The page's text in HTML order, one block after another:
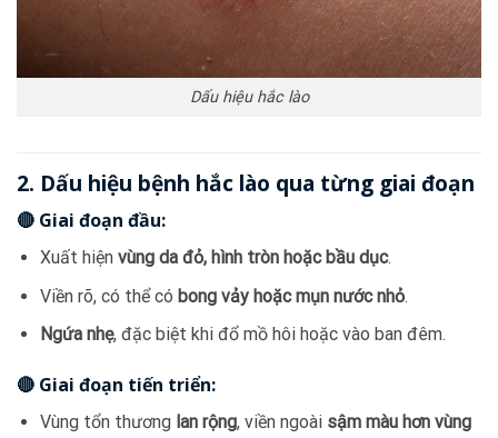
Dấu hiệu hắc lào
2. Dấu hiệu bệnh hắc lào qua từng giai đoạn
🔴 Giai đoạn đầu:
Xuất hiện vùng da đỏ, hình tròn hoặc bầu dục.
Viền rõ, có thể có bong vảy hoặc mụn nước nhỏ.
Ngứa nhẹ, đặc biệt khi đổ mồ hôi hoặc vào ban đêm.
🔴 Giai đoạn tiến triển:
Vùng tổn thương lan rộng, viền ngoài sậm màu hơn vùng